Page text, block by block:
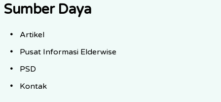
Sumber Daya
Artikel
Pusat Informasi Elderwise
PSD
Kontak